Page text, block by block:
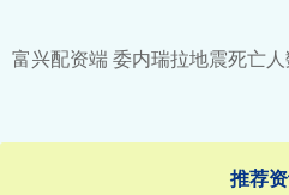
富兴配资端 委内瑞拉地震死亡
推荐